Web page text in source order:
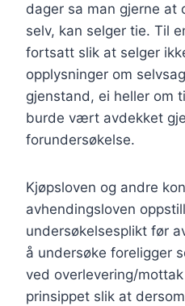
dager sa man gjerne at
selv, kan selger tie. Til
fortsatt slik at selger
opplysninger om
gjenstand, ei heller om
burde vært avdekket
forundersøkelse.
Kjøpsloven og andre
avhendingsloven
undersøkelsesplikt før
å undersøke foreligger
ved overlevering/
prinsippet slik at